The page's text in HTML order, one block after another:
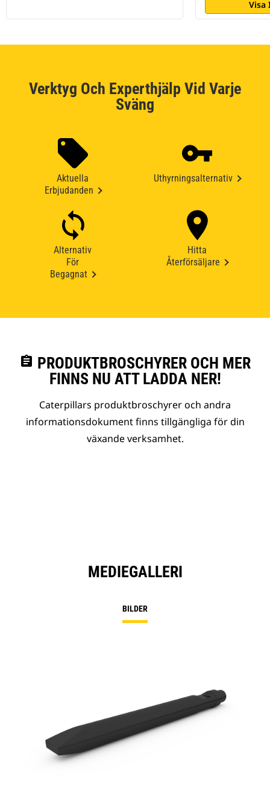
Visa
Verktyg Och Experthjälp Vid Varje
Sväng
Aktuella
Erbjudanden
Uthyrningsalternativ
Alternativ
För
Begagnat
Hitta
Återförsäljare
assignment PRODUKTBROSCHYRER OCH MER
FINNS NU ATT LADDA NER!
Caterpillars produktbroschyrer och andra
informationsdokument finns tillgängliga för din
växande verksamhet.
MEDIEGALLERI
BILDER